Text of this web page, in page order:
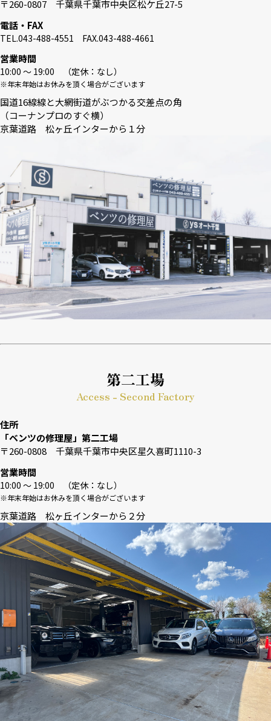
〒260-0807 千葉県千葉市中央区松ケ丘27-5
電話・FAX
TEL.043-488-4551 FAX.043-488-4661
営業時間
10:00 〜 19:00 （定休：なし）
※年末年始はお休みを頂く場合がございます
国道16線線と大網街道がぶつかる交差点の角
（コーナンプロのすぐ横）
京葉道路 松ヶ丘インターから１分
第二工場
Access - Second Factory
住所
「ベンツの修理屋」第二工場
〒260-0808 千葉県千葉市中央区星久喜町1110-3
営業時間
10:00 〜 19:00 （定休：なし）
※年末年始はお休みを頂く場合がございます
京葉道路 松ヶ丘インターから２分